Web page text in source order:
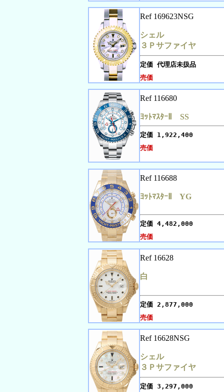
Ref 169623NSG
シェル
３Ｐサファイヤ
定価 代理店未扱品
売価
Ref 116680
ﾖｯﾄﾏｽﾀｰⅡ SS
定価 1,922,400
売価
Ref 116688
ﾖｯﾄﾏｽﾀｰⅡ YG
定価 4,482,000
売価
Ref 16628
白
定価 2,877,000
売価
Ref 16628NSG
シェル
３Ｐサファイヤ
定価 3,297,000